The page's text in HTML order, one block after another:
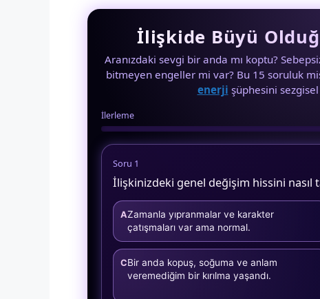
İlişkide Büyü
Aranızdaki sevgi bir anda mı koptu?
bitmeyen engeller mi var? Bu 15 soruluk
enerji şüphesini
İlerleme
Soru 1
İlişkinizdeki genel değişim hissini nasıl
AZamanla yıpranmalar ve karakter
çatışmaları var ama normal.
CBir anda kopuş, soğuma ve anlam
veremediğim bir kırılma yaşandı.